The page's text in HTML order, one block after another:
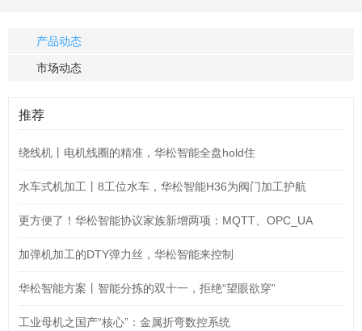
产品动态
市场动态
推荐
绕线机丨电机线圈的精准，华松智能全盘hold住
水车式机加工丨8工位水车，华松智能H36为阀门加工护航
更方便了！华松智能协议家族新增两项：MQTT、OPC_UA
加弹机加工的DTY弹力丝，华松智能来控制
华松智能方案丨智能分拣的双十一，拒绝“望眼欲穿”
工业母机之国产“核心”：金属折弯数控系统